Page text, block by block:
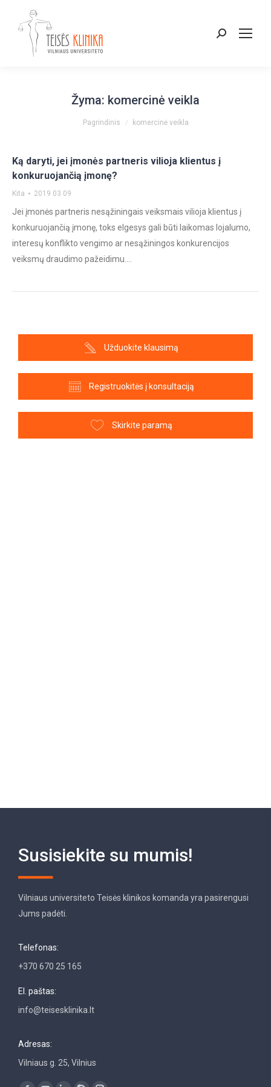
Paieška:
Žyma: komercinė veikla
You are here:
Pagrindinis komercinė veikla
Ką daryti, jei įmonės partneris vilioja klientus į
konkuruojančią įmonę?
Kita 2019 03 09
Jei įmonės partneris nesąžiningais veiksmais vilioja klientus į
konkuruojančią įmonę, toks elgesys gali būti laikomas lojalumo,
interesų konflikto vengimo ar nesąžiningos konkurencijos
veiksmų draudimo pažeidimu.…
Užduokite klausimą
Registruokitės į konsultaciją
Skirkite paramą
Susisiekite su mumis!
Vilniaus universiteto Teisės klinikos komanda yra pasirengusi
Jums padėti.
Telefonas:
+370 670 25 165
El. paštas:
info@teisesklinika.lt
Adresas:
Vilniaus g. 25, Vilnius